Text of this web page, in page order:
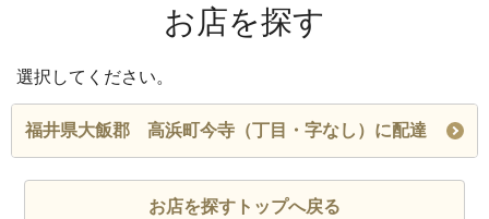
お店を探す
選択してください。
福井県大飯郡 高浜町今寺（丁目・字なし）に配達
お店を探すトップへ戻る